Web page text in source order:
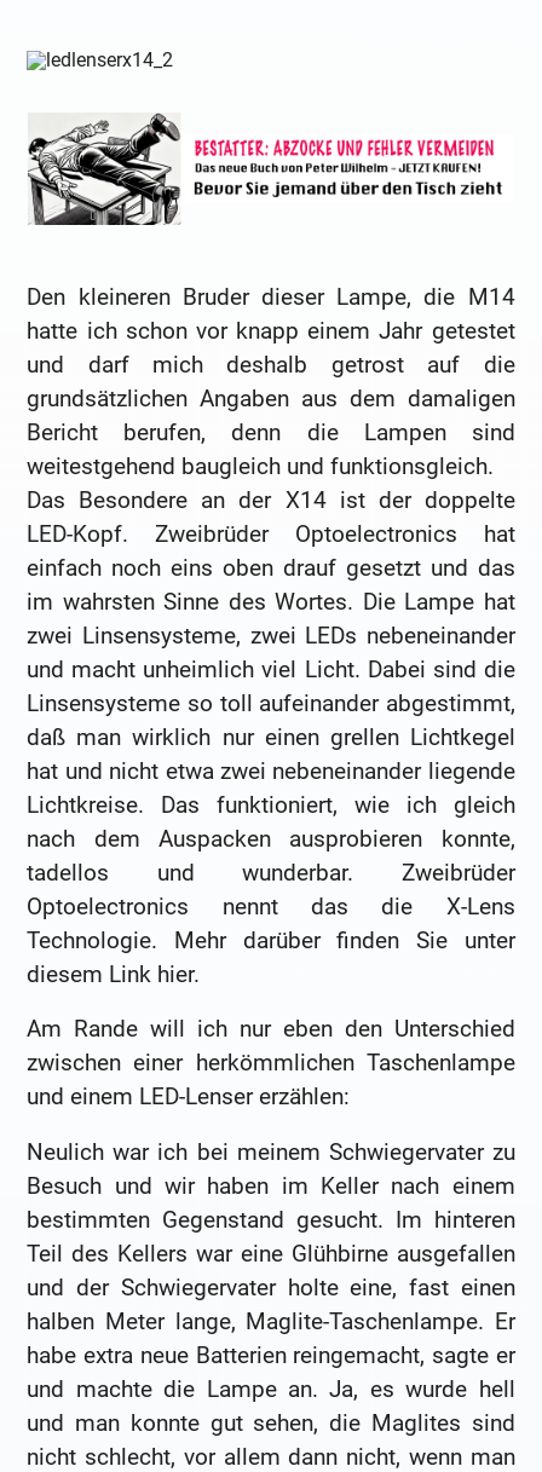
Den kleineren Bruder dieser Lampe, die M14
hatte ich schon vor knapp einem Jahr getestet
und darf mich deshalb getrost auf die
grundsätzlichen Angaben aus dem damaligen
Bericht berufen, denn die Lampen sind
weitestgehend baugleich und funktionsgleich.
Das Besondere an der X14 ist der doppelte
LED-Kopf. Zweibrüder Optoelectronics hat
einfach noch eins oben drauf gesetzt und das
im wahrsten Sinne des Wortes. Die Lampe hat
zwei Linsensysteme, zwei LEDs nebeneinander
und macht unheimlich viel Licht. Dabei sind die
Linsensysteme so toll aufeinander abgestimmt,
daß man wirklich nur einen grellen Lichtkegel
hat und nicht etwa zwei nebeneinander liegende
Lichtkreise. Das funktioniert, wie ich gleich
nach dem Auspacken ausprobieren konnte,
tadellos und wunderbar. Zweibrüder
Optoelectronics nennt das die X-Lens
Technologie. Mehr darüber finden Sie unter
diesem Link hier.
Am Rande will ich nur eben den Unterschied
zwischen einer herkömmlichen Taschenlampe
und einem LED-Lenser erzählen:
Neulich war ich bei meinem Schwiegervater zu
Besuch und wir haben im Keller nach einem
bestimmten Gegenstand gesucht. Im hinteren
Teil des Kellers war eine Glühbirne ausgefallen
und der Schwiegervater holte eine, fast einen
halben Meter lange, Maglite-Taschenlampe. Er
habe extra neue Batterien reingemacht, sagte er
und machte die Lampe an. Ja, es wurde hell
und man konnte gut sehen, die Maglites sind
nicht schlecht, vor allem dann nicht, wenn man